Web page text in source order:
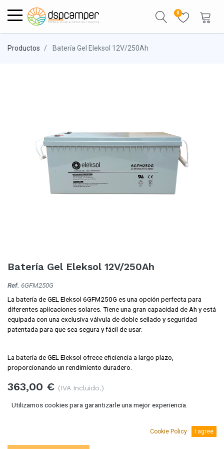
0
Productos Batería Gel Eleksol 12V/250Ah
Batería Gel Eleksol 12V/250Ah
Ref. 6GFM250G
La batería de GEL Eleksol 6GFM250G es una opción perfecta para
diferentes aplicaciones solares. Tiene una gran capacidad de Ah y está
equipada con una exclusiva válvula de doble sellado y seguridad
patentada para que sea segura y fácil de usar.
La batería de GEL Eleksol ofrece eficiencia a largo plazo,
proporcionando un rendimiento duradero.
363,00 € (IVA Incluido.)
300,00€ (Sin IVA)
Utilizamos cookies para garantizarle una mejor experiencia.
Cookie Policy I agree